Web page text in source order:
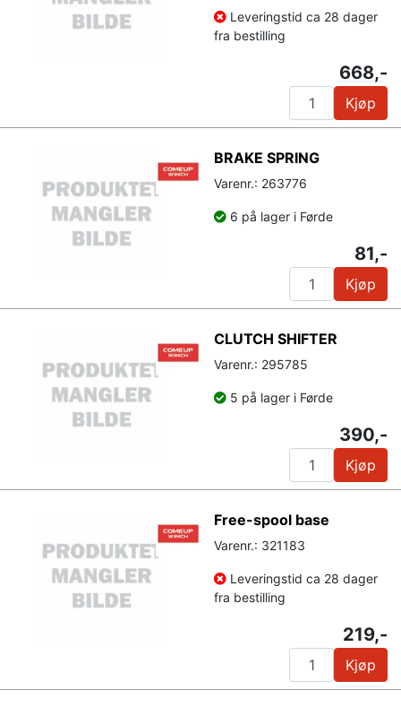
Leveringstid ca 28 dager
fra bestilling
668,-
Kjøp
BRAKE SPRING
Varenr.: 263776
6 på lager i Førde
81,-
Kjøp
CLUTCH SHIFTER
Varenr.: 295785
5 på lager i Førde
390,-
Kjøp
Free-spool base
Varenr.: 321183
Leveringstid ca 28 dager
fra bestilling
219,-
Kjøp